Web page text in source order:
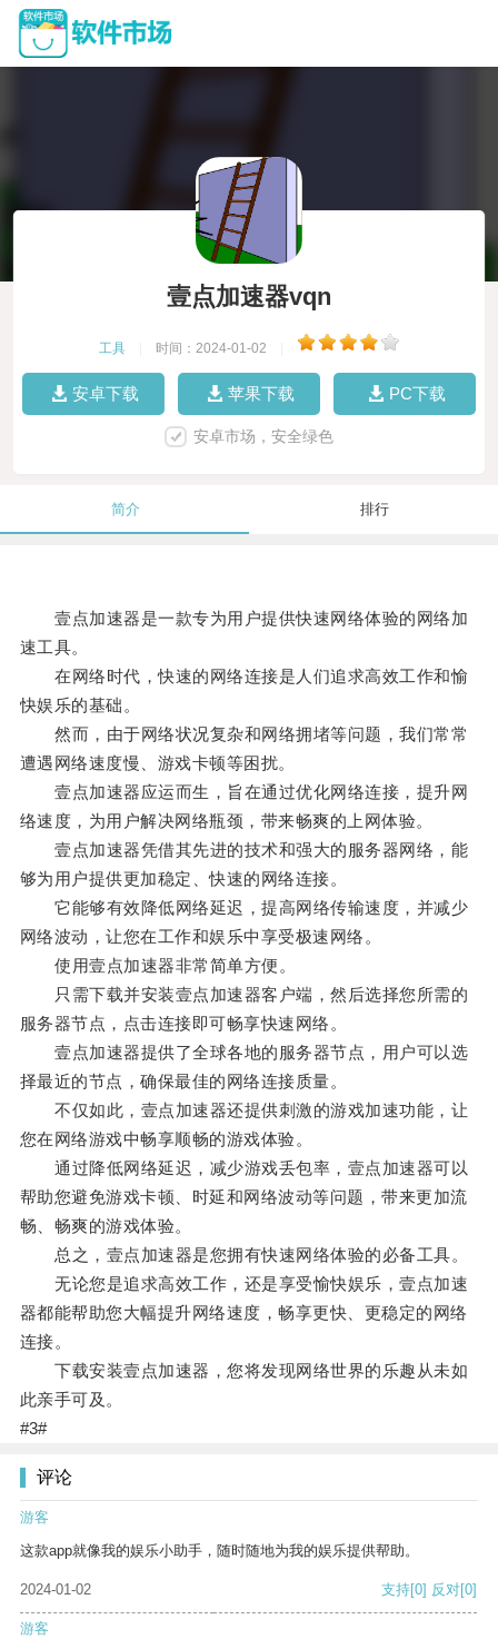
壹点加速器vqn
工具 时间：2024-01-02
安卓下载 苹果下载 PC下载
安卓市场，安全绿色
简介 排行
壹点加速器是一款专为用户提供快速网络体验的网络加
速工具。
在网络时代，快速的网络连接是人们追求高效工作和愉
快娱乐的基础。
然而，由于网络状况复杂和网络拥堵等问题，我们常常
遭遇网络速度慢、游戏卡顿等困扰。
壹点加速器应运而生，旨在通过优化网络连接，提升网
络速度，为用户解决网络瓶颈，带来畅爽的上网体验。
壹点加速器凭借其先进的技术和强大的服务器网络，能
够为用户提供更加稳定、快速的网络连接。
它能够有效降低网络延迟，提高网络传输速度，并减少
网络波动，让您在工作和娱乐中享受极速网络。
使用壹点加速器非常简单方便。
只需下载并安装壹点加速器客户端，然后选择您所需的
服务器节点，点击连接即可畅享快速网络。
壹点加速器提供了全球各地的服务器节点，用户可以选
择最近的节点，确保最佳的网络连接质量。
不仅如此，壹点加速器还提供刺激的游戏加速功能，让
您在网络游戏中畅享顺畅的游戏体验。
通过降低网络延迟，减少游戏丢包率，壹点加速器可以
帮助您避免游戏卡顿、时延和网络波动等问题，带来更加流
畅、畅爽的游戏体验。
总之，壹点加速器是您拥有快速网络体验的必备工具。
无论您是追求高效工作，还是享受愉快娱乐，壹点加速
器都能帮助您大幅提升网络速度，畅享更快、更稳定的网络
连接。
下载安装壹点加速器，您将发现网络世界的乐趣从未如
此亲手可及。
#3#
评论
游客
这款app就像我的娱乐小助手，随时随地为我的娱乐提供帮助。
2024-01-02 支持[0] 反对[0]
游客